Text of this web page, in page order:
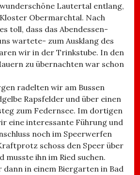
Lautertal entlang,
Obermarchtal. Nach
toll, dass das Abendessen-
wartete- zum Ausklang des
wir in der Trinkstube. In den
zu übernachten war schon
radelten wir am Bussen
Rapsfelder und über einen
zum Federnsee. Im dortigen
eine interessante Führung und
noch im Speerwerfen
schoss den Speer über
musste ihn im Ried suchen.
in einem Biergarten in Bad